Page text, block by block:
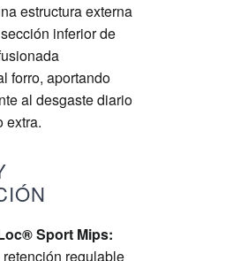
estructura externa
inferior de
forro, aportando
al desgaste diario
extra.
Sport Mips:
regulable